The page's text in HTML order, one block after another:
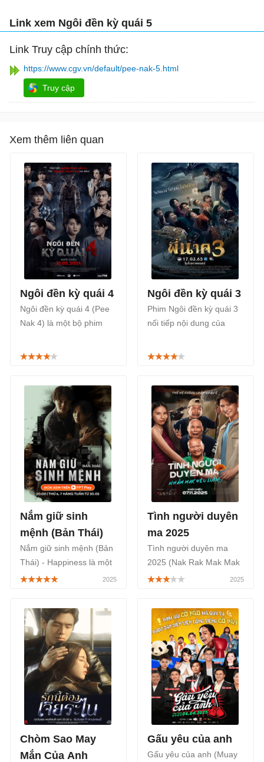
Link xem Ngôi đền kỳ quái 5
Link Truy cập chính thức:
https://www.cgv.vn/default/pee-nak-5.html
Truy cập
Xem thêm liên quan
Ngôi đền kỳ quái 4
Ngôi đền kỳ quái 4 (Pee
Nak 4) là một bộ phim
Thái Lan, sẽ khai thác
thức từ ngày 31/05/2024.
Ngôi đền kỳ quái 3
Phim Ngôi đền kỳ quái 3
nối tiếp nội dung của
quyết tiếp theo những
nét hài hước đậm chất
Thái Lan.
Nắm giữ sinh
mệnh (Bản Thái)
Nắm giữ sinh mệnh (Bản
Thái) - Happiness là một
bộ phim Thái Lan thuộc
lại từ bộ phim Hàn Quốc
cùng tên, được phát sóng
trên FPT Play bắt đầu từ
ngày 30/05/2025.
Tình người duyên
ma 2025
Tình người duyên ma
2025 (Nak Rak Mak Mak
Mak) là một bộ phim điện
hước của đạo diễn
Choosak Iamsook, lấy
cảm hứng từ truyền
thuyết dân gian về nàng
ma Nak, được công chiếu
từ ngày 07/11/2025.
Chòm Sao May
Mắn Của Anh
Gấu yêu của anh
Gấu yêu của anh (Muay